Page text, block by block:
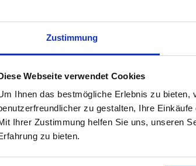
Zustimmung
Webseite verwendet Cookies
Ihnen das bestmögliche Erlebnis zu
zu gestalten, Ihre
Ihrer Zustimmung helfen Sie uns, unseren
zu bieten.
Downloads
in 3D-Druckern. Für die Heizpatrone ist eine
Verrutschen oder Lösen zu vermeiden. Für die